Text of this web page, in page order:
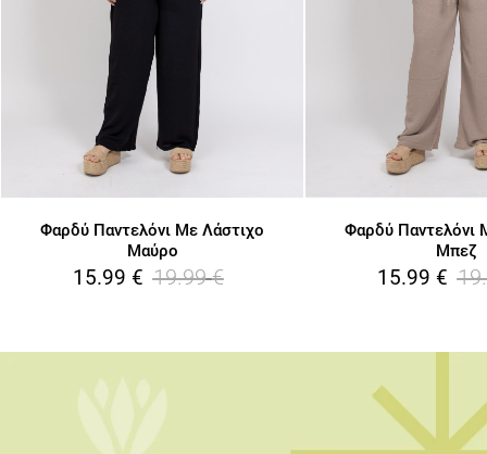
Φαρδύ Παντελόνι Με Λάστιχο
Μαύρο
15.99 € 19.99 €
Φαρδύ Παντελόνι
Μπεζ
15.99 €